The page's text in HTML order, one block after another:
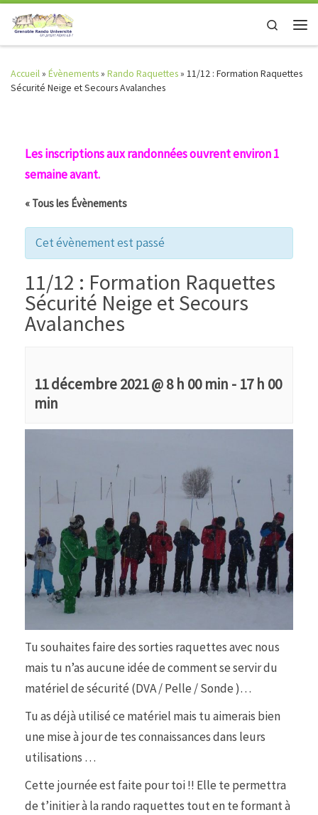
Skip to content
Search
Accueil» Évènements» Rando Raquettes» 11/12 : Formation Raquettes
Sécurité Neige et Secours Avalanches
Les inscriptions aux randonnées ouvrent environ 1
semaine avant.
« Tous les Évènements
Cet évènement est passé
11/12 : Formation Raquettes
Sécurité Neige et Secours
Avalanches
11 décembre 2021 @ 8 h 00 min - 17 h 00
min
Tu souhaites faire des sorties raquettes avec nous
mais tu n’as aucune idée de comment se servir du
matériel de sécurité (DVA / Pelle / Sonde )…
Tu as déjà utilisé ce matériel mais tu aimerais bien
une mise à jour de tes connaissances dans leurs
utilisations …
Cette journée est faite pour toi !! Elle te permettra
de t’initier à la rando raquettes tout en te formant à